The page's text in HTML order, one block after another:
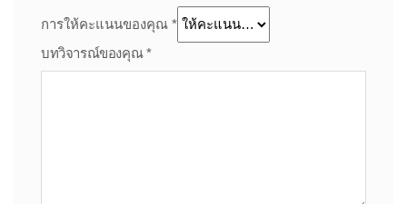
การให้คะแนนของคุณ *
บทวิจารณ์ของคุณ*